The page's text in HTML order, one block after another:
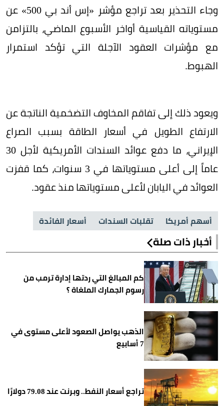
وجاء التحذير بعد تراجع مؤشر «إس أند بي 500» عن
مستوياته القياسية أواخر الأسبوع الماضي، بالتزامن
مع مؤشرات العقود الآجلة التي تؤكد استمرار
الهبوط.
ويعود ذلك إلى تفاقم المخاوف التضخمية الناتجة عن
الارتفاع الطويل في أسعار الطاقة بسبب الصراع
الإيراني، ما دفع عوائد السندات الأمريكية لأجل 30
عاماً إلى أعلى مستوياتها في 3 سنوات، كما قفزت
العوائد في اليابان لأعلى مستوياتها منذ عقود.
أسهم أمريكا تقلبات السندات أسعار الفائدة
أخبار ذات صلة
كم المبالغ التي ردتها إدارة ترمب من
رسوم الجمارك الملغاة ؟
الذهب يواصل الصعود لأعلى مستوى في
7 أسابيع
تراجع أسعار النفط.. وبرنت عند 79.08 دولارًا